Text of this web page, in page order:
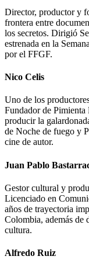
Director, productor y
frontera entre
los secretos. Dirigió
estrenada en la
por el FFGF.
Nico Celis
Uno de los
Fundador de
producir la
de Noche de fuego y
cine de autor.
Juan Pablo
Gestor cultural y
Licenciado en
años de trayectoria
Colombia, además de
cultura.
Alfredo Ruiz